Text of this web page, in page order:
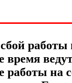
время
работы на